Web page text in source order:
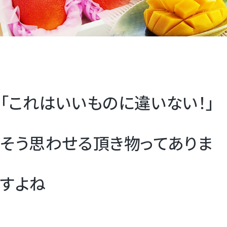
宮崎産パパイヤ
お試しフルーツ
「これはいいものに違いない！」
そう思わせる頂き物ってありま
すよね